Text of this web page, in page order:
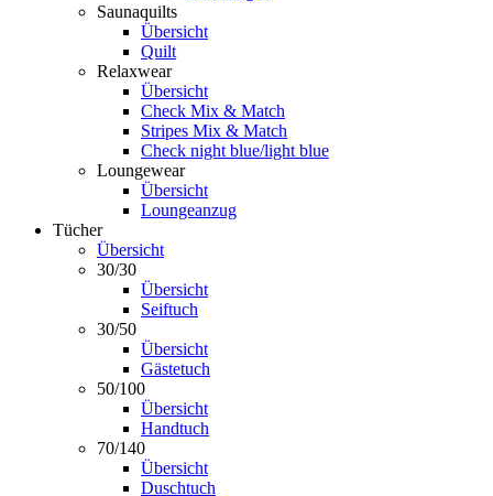
Saunaquilts
Übersicht
Quilt
Relaxwear
Übersicht
Check Mix & Match
Stripes Mix & Match
Check night blue/light blue
Loungewear
Übersicht
Loungeanzug
Tücher
Übersicht
30/30
Übersicht
Seiftuch
30/50
Übersicht
Gästetuch
50/100
Übersicht
Handtuch
70/140
Übersicht
Duschtuch